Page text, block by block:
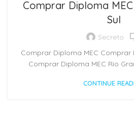
Comprar Diploma
Sul
Secreto
Comprar Diploma MEC Comprar
Comprar Diploma MEC Rio
CONTINUE